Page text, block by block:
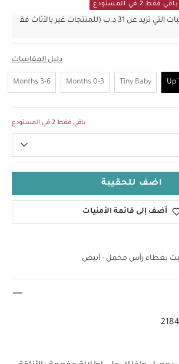
باقي فقط 2 في المستودع
شحن مجاني للطلبات التي تزيد عن 31 د.ب (للمنتجات غير بالأثاث فق
دليل المقاسات
Up
Tiny Baby
0-3 Months
3-6 Months
باقي فقط 2 في المستودع
اضف للحقيبة
أضف إلى قائمة الأمنيات
بغطاء رأس مخمل - أبيض